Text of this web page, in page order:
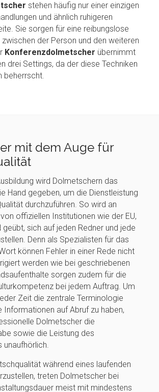
stehen häufig nur einer einzigen
und ähnlich ruhigeren
Sie sorgen für eine reibungslose
der Person und den weiteren
Konferenzdolmetscher übernimmt
drei Settings, da der diese Techniken
beherrscht.
mit dem Auge für
wird Dolmetschern das
Hand gegeben, um die Dienstleistung
durchzuführen. So wird an
offiziellen Institutionen wie der EU,
geübt, sich auf jeden Redner und jede
Denn als Spezialisten für das
können Fehler in einer Rede nicht
werden wie bei geschriebenen
sorgen zudem für die
bei jedem Auftrag. Um
Zeit die zentrale Terminologie
Informationen auf Abruf zu haben,
Dolmetscher die
sowie die Leistung des
unaufhörlich.
während eines laufenden
treten Dolmetscher bei
meist mit mindestens